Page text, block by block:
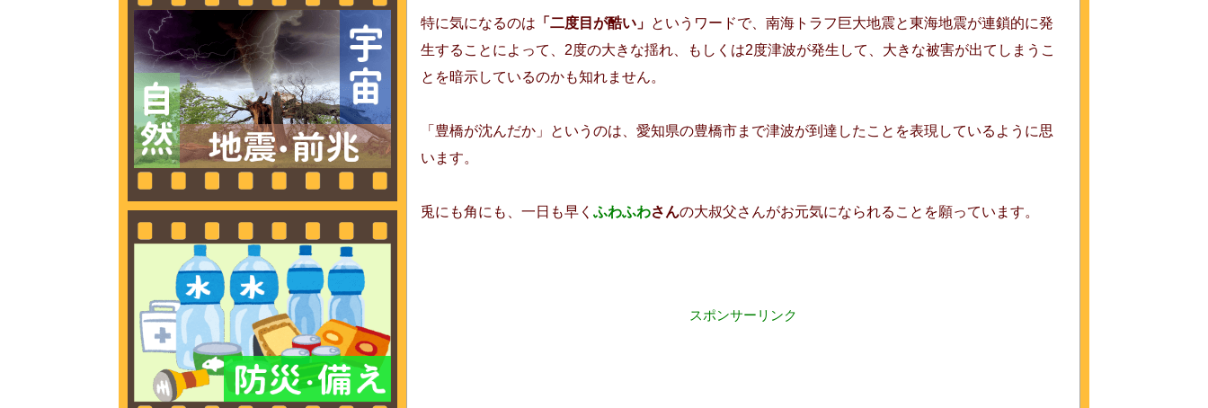
特に気になるのは 「 二度目が酷い 」 というワードで、南海トラフ巨大地震と東海地震が連鎖的に発
生することによって、2度の大きな揺れ、もしくは2度津波が発生して、大きな被害が出てしまうこ
とを暗示しているのかも知れません。
「豊橋が沈んだか」というのは、愛知県の豊橋市まで津波が到達したことを表現しているように思
います。
兎にも角にも、一日も早く ふわふわさんの大叔父さんがお元気になられることを願っています。
スポンサーリンク